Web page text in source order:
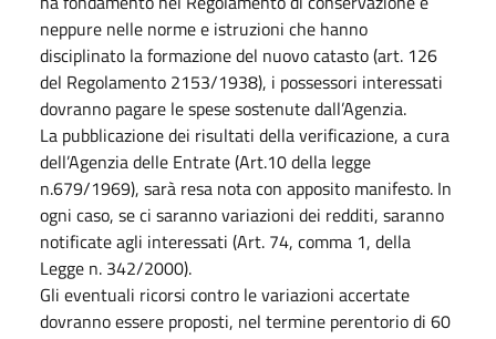
neppure nelle norme e istruzioni che hanno
disciplinato la formazione del nuovo catasto (art. 126
del Regolamento 2153/1938), i possessori interessati
dovranno pagare le spese sostenute dall’Agenzia.
La pubblicazione dei risultati della verificazione, a cura
dell’Agenzia delle Entrate (Art.10 della legge
n.679/1969), sarà resa nota con apposito manifesto. In
ogni caso, se ci saranno variazioni dei redditi, saranno
notificate agli interessati (Art. 74, comma 1, della
Legge n. 342/2000).
Gli eventuali ricorsi contro le variazioni accertate
dovranno essere proposti, nel termine perentorio di 60